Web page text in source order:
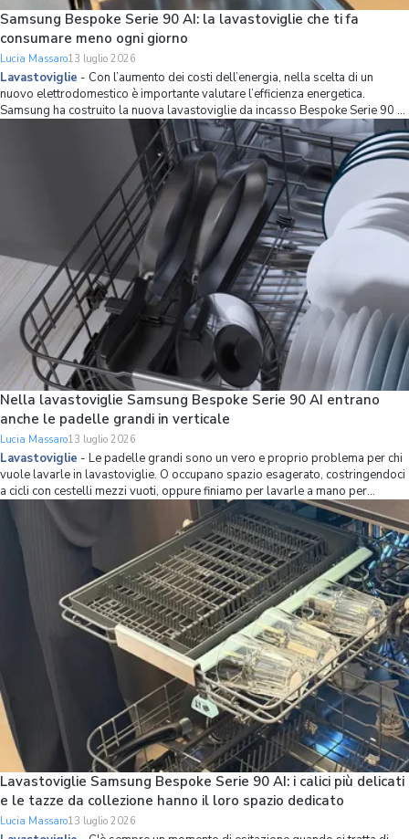
Samsung Bespoke Serie 90 AI: la lavastoviglie che ti fa
consumare meno ogni giorno
Lucia Massaro13 luglio 2026
Lavastoviglie - Con l’aumento dei costi dell’energia, nella scelta di un
nuovo elettrodomestico è importante valutare l’efficienza energetica.
Samsung ha costruito la nuova lavastoviglie da incasso Bespoke Serie 90 AI
partendo proprio da questo principio, combinando una classe energetica A
Nella lavastoviglie Samsung Bespoke Serie 90 AI entrano
anche le padelle grandi in verticale
Lucia Massaro13 luglio 2026
Lavastoviglie - Le padelle grandi sono un vero e proprio problema per chi
vuole lavarle in lavastoviglie. O occupano spazio esagerato, costringendoci
a cicli con cestelli mezzi vuoti, oppure finiamo per lavarle a mano per
mettere più stoviglie possibile in lavastoviglie. Se non volete avere più
questo problema,
Lavastoviglie Samsung Bespoke Serie 90 AI: i calici più delicati
e le tazze da collezione hanno il loro spazio dedicato
Lucia Massaro13 luglio 2026